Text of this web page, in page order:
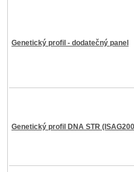
Genetický profil - dodatečný panel
Genetický profil DNA STR